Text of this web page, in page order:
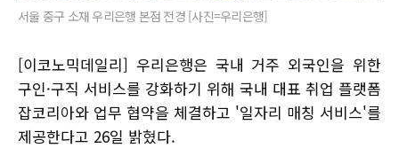
서울 중구 소재 우리은행 본점 전경 [사진=우리은행]
[이코노믹데일리] 우리은행은 국내 거주 외국인을 위한
구인·구직 서비스를 강화하기 위해 국내 대표 취업 플랫폼
잡코리아와 업무 협약을 체결하고 '일자리 매칭 서비스'를
제공한다고 26일 밝혔다.